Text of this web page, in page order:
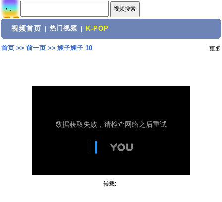
视频首页 热门视频 K-POP
首页>> 前一页>> 嫂子嫂子 10 更多
转载: